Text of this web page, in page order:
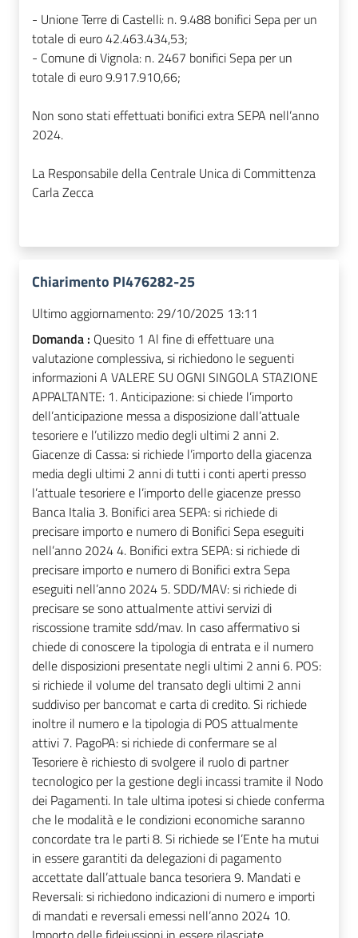
- Unione Terre di Castelli: n. 9.488 bonifici Sepa per un
totale di euro 42.463.434,53;
- Comune di Vignola: n. 2467 bonifici Sepa per un
totale di euro 9.917.910,66;
Non sono stati effettuati bonifici extra SEPA nell’anno
2024.
La Responsabile della Centrale Unica di Committenza
Carla Zecca
Chiarimento PI476282-25
Ultimo aggiornamento: 29/10/2025 13:11
Domanda : Quesito 1 Al fine di effettuare una
valutazione complessiva, si richiedono le seguenti
informazioni A VALERE SU OGNI SINGOLA STAZIONE
APPALTANTE: 1. Anticipazione: si chiede l’importo
dell’anticipazione messa a disposizione dall’attuale
tesoriere e l’utilizzo medio degli ultimi 2 anni 2.
Giacenze di Cassa: si richiede l’importo della giacenza
media degli ultimi 2 anni di tutti i conti aperti presso
l’attuale tesoriere e l’importo delle giacenze presso
Banca Italia 3. Bonifici area SEPA: si richiede di
precisare importo e numero di Bonifici Sepa eseguiti
nell’anno 2024 4. Bonifici extra SEPA: si richiede di
precisare importo e numero di Bonifici extra Sepa
eseguiti nell’anno 2024 5. SDD/MAV: si richiede di
precisare se sono attualmente attivi servizi di
riscossione tramite sdd/mav. In caso affermativo si
chiede di conoscere la tipologia di entrata e il numero
delle disposizioni presentate negli ultimi 2 anni 6. POS:
si richiede il volume del transato degli ultimi 2 anni
suddiviso per bancomat e carta di credito. Si richiede
inoltre il numero e la tipologia di POS attualmente
attivi 7. PagoPA: si richiede di confermare se al
Tesoriere è richiesto di svolgere il ruolo di partner
tecnologico per la gestione degli incassi tramite il Nodo
dei Pagamenti. In tale ultima ipotesi si chiede conferma
che le modalità e le condizioni economiche saranno
concordate tra le parti 8. Si richiede se l’Ente ha mutui
in essere garantiti da delegazioni di pagamento
accettate dall’attuale banca tesoriera 9. Mandati e
Reversali: si richiedono indicazioni di numero e importi
di mandati e reversali emessi nell’anno 2024 10.